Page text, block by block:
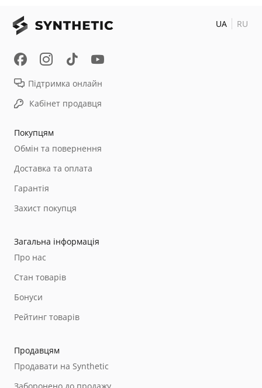
Покупцям
Обмін та повернення
Доставка та оплата
Гарантія
Захист покупця
Загальна інформація
Про нас
Стан товарів
Бонуси
Рейтинг товарів
Продавцям
Продавати на Synthetic
Підтримка онлайн
Кабінет продавця
UA RU